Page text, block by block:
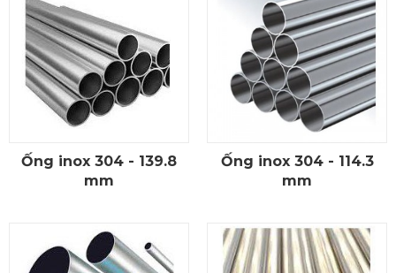
CHI TIẾT
Ống inox 304 - 139.8
mm
CHI TIẾT
Ống inox 304 - 114.3
mm